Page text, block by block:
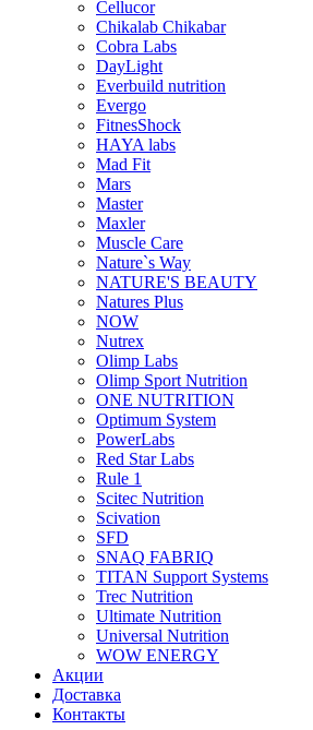
Cellucor
Chikalab Chikabar
Cobra Labs
DayLight
Everbuild nutrition
Evergo
FitnesShock
HAYA labs
Mad Fit
Mars
Master
Maxler
Muscle Care
Nature`s Way
NATURE'S BEAUTY
Natures Plus
NOW
Nutrex
Olimp Labs
Olimp Sport Nutrition
ONE NUTRITION
Optimum System
PowerLabs
Red Star Labs
Rule 1
Scitec Nutrition
Scivation
SFD
SNAQ FABRIQ
TITAN Support Systems
Trec Nutrition
Ultimate Nutrition
Universal Nutrition
WOW ENERGY
Акции
Доставка
Контакты